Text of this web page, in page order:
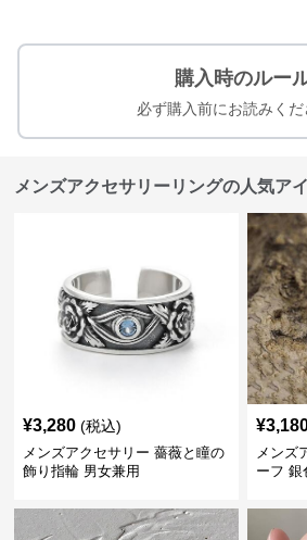
購入時のルー
必ず購入前にお読みくだ
メンズアクセサリーリングの人気ア
¥3,280 (税込)
メンズアクセサリー 薔薇と瞳の
飾り指輪 男女兼用
¥
メンズ
ーフ 銀